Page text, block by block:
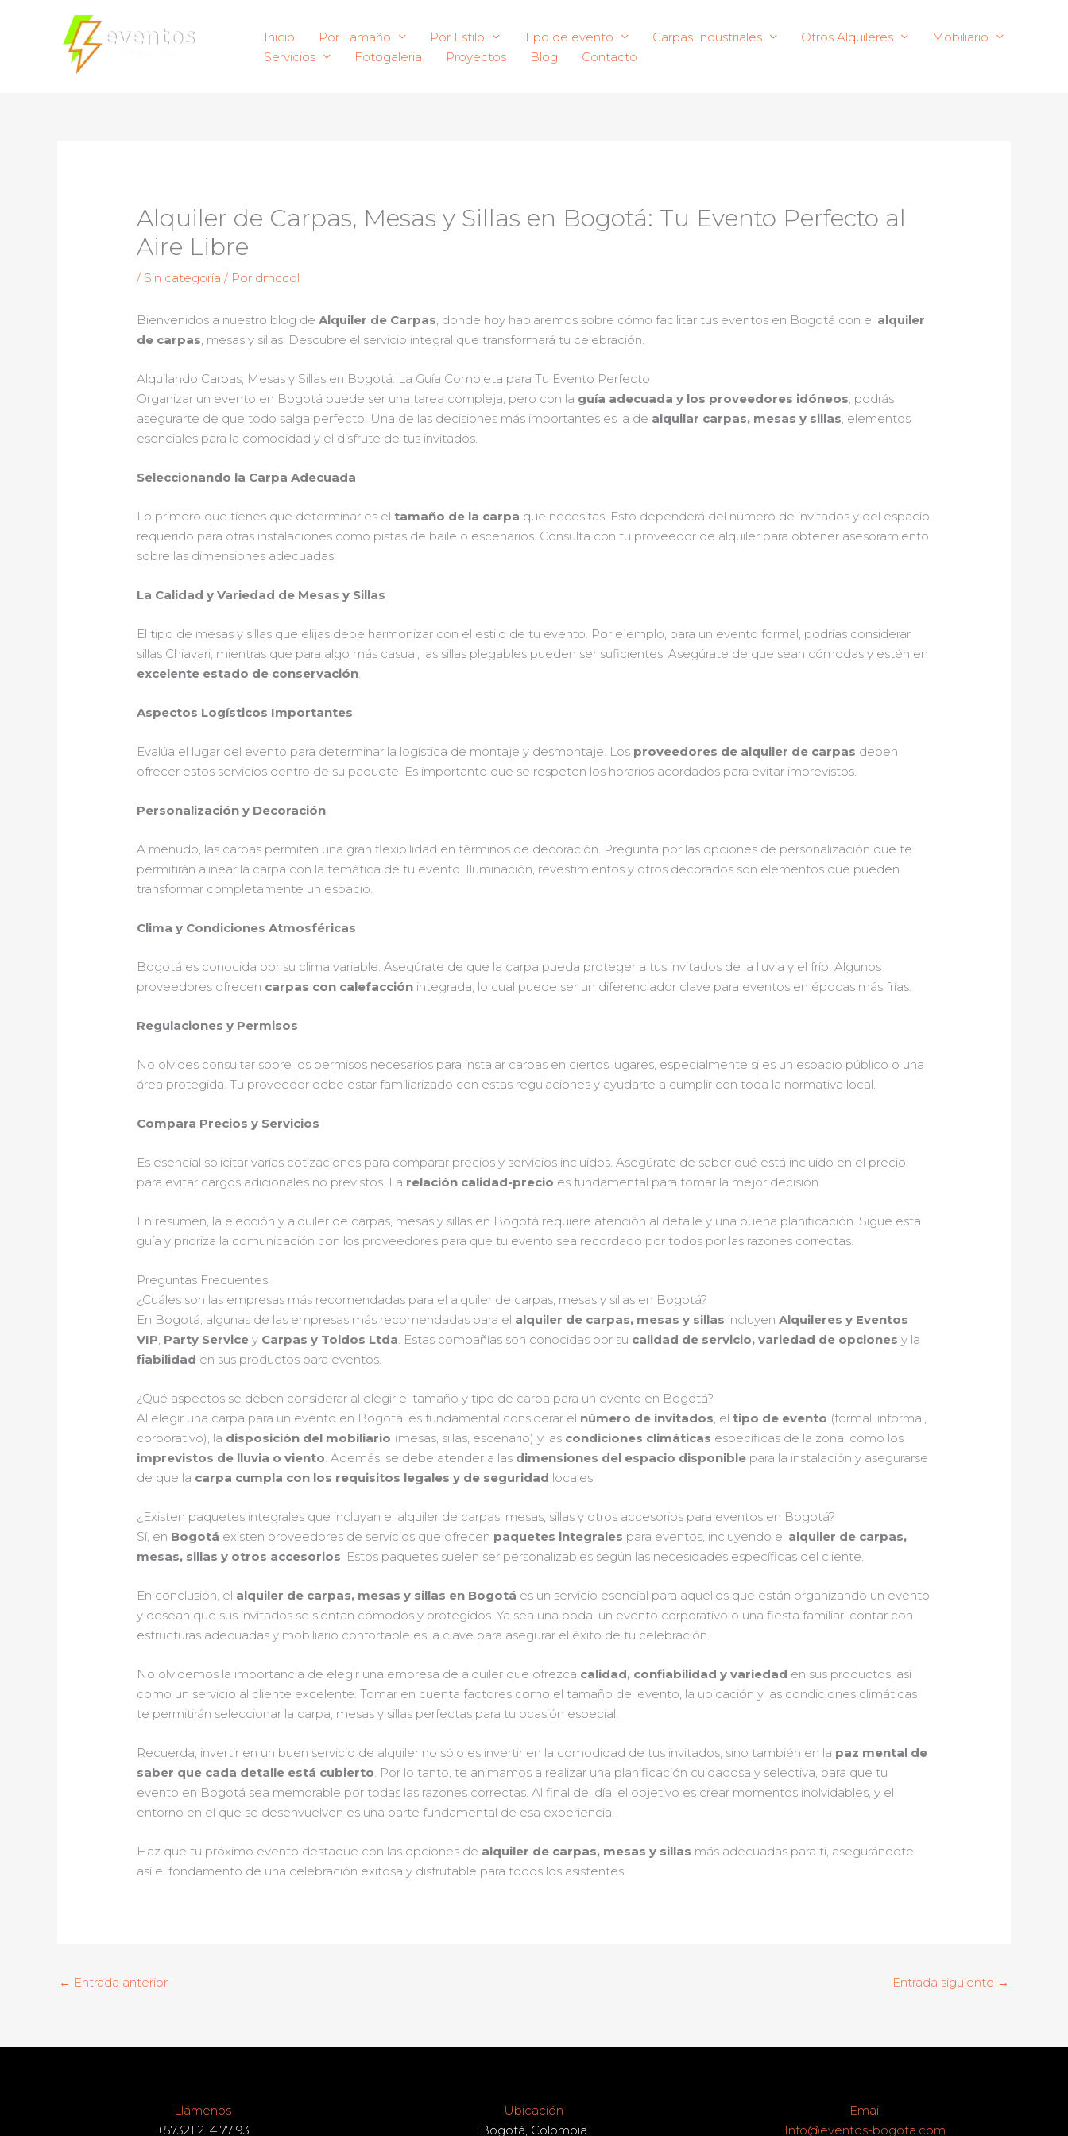
Inicio Por Tamaño Por Estilo Tipo de evento Carpas Industriales Otros Alquileres
Mobiliario
Servicios
Fotogaleria Proyectos Blog Contacto
Alquiler de Carpas, Mesas y Sillas en Bogotá: Tu Evento Perfecto al
Aire Libre
/ Sin categoría / Por dmccol
Bienvenidos a nuestro blog deAlquiler de Carpas, donde hoy hablaremos sobre cómo facilitar tus eventos en Bogotá con el alquiler
de carpas, mesas y sillas. Descubre el servicio integral que transformará tu celebración.
Alquilando Carpas, Mesas y Sillas en Bogotá: La Guía Completa para Tu Evento Perfecto
Organizar un evento en Bogotá puede ser una tarea compleja, pero con la guía adecuada y los proveedores idóneos, podrás
asegurarte de que todo salga perfecto. Una de las decisiones más importantes es la de alquilar carpas, mesas y sillas, elementos
esenciales para la comodidad y el disfrute de tus invitados.
Seleccionando la Carpa Adecuada
Lo primero que tienes que determinar es eltamaño de la carpa que necesitas. Esto dependerá del número de invitados y del espacio
requerido para otras instalaciones como pistas de baile o escenarios. Consulta con tu proveedor de alquiler para obtener asesoramiento
sobre las dimensiones adecuadas.
La Calidad y Variedad de Mesas y Sillas
El tipo de mesas y sillas que elijas debe harmonizar con el estilo de tu evento. Por ejemplo, para un evento formal, podrías considerar
sillas Chiavari, mientras que para algo más casual, las sillas plegables pueden ser suficientes. Asegúrate de que sean cómodas y estén en
excelente estado de conservación.
Aspectos Logísticos Importantes
Evalúa el lugar del evento para determinar la logística de montaje y desmontaje. Los proveedores de alquiler de carpas deben
ofrecer estos servicios dentro de su paquete. Es importante que se respeten los horarios acordados para evitar imprevistos.
Personalización y Decoración
A menudo, las carpas permiten una gran flexibilidad en términos de decoración. Pregunta por las opciones de personalización que te
permitirán alinear la carpa con la temática de tu evento. Iluminación, revestimientos y otros decorados son elementos que pueden
transformar completamente un espacio.
Clima y Condiciones Atmosféricas
Bogotá es conocida por su clima variable. Asegúrate de que la carpa pueda proteger a tus invitados de la lluvia y el frío. Algunos
proveedores ofrecen carpas con calefacción integrada, lo cual puede ser un diferenciador clave para eventos en épocas más frías.
Regulaciones y Permisos
No olvides consultar sobre los permisos necesarios para instalar carpas en ciertos lugares, especialmente si es un espacio público o una
área protegida. Tu proveedor debe estar familiarizado con estas regulaciones y ayudarte a cumplir con toda la normativa local.
Compara Precios y Servicios
Es esencial solicitar varias cotizaciones para comparar precios y servicios incluidos. Asegúrate de saber qué está incluido en el precio
para evitar cargos adicionales no previstos. La relación calidad-precio es fundamental para tomar la mejor decisión.
En resumen, la elección y alquiler de carpas, mesas y sillas en Bogotá requiere atención al detalle y una buena planificación. Sigue esta
guía y prioriza la comunicación con los proveedores para que tu evento sea recordado por todos por las razones correctas.
Preguntas Frecuentes
¿Cuáles son las empresas más recomendadas para el alquiler de carpas, mesas y sillas en Bogotá?
En Bogotá, algunas de las empresas más recomendadas para el alquiler de carpas, mesas y sillas incluyenAlquileres y Eventos
VIP, Party Service y Carpas y Toldos Ltda. Estas compañías son conocidas por su calidad de servicio, variedad de opciones y la
fiabilidad en sus productos para eventos.
¿Qué aspectos se deben considerar al elegir el tamaño y tipo de carpa para un evento en Bogotá?
Al elegir una carpa para un evento en Bogotá, es fundamental considerar el número de invitados, eltipo de evento (formal, informal,
corporativo), la disposición del mobiliario (mesas, sillas, escenario) y las condiciones climáticas específicas de la zona, como los
imprevistos de lluvia o viento. Además, se debe atender a las dimensiones del espacio disponible para la instalación y asegurarse
de que la carpa cumpla con los requisitos legales y de seguridad locales.
¿Existen paquetes integrales que incluyan el alquiler de carpas, mesas, sillas y otros accesorios para eventos en Bogotá?
Sí, en Bogotá existen proveedores de servicios que ofrecen paquetes integrales para eventos, incluyendo el alquiler de carpas,
mesas, sillas y otros accesorios. Estos paquetes suelen ser personalizables según las necesidades específicas del cliente.
En conclusión, el alquiler de carpas, mesas y sillas en Bogotá es un servicio esencial para aquellos que están organizando un evento
y desean que sus invitados se sientan cómodos y protegidos. Ya sea una boda, un evento corporativo o una fiesta familiar, contar con
estructuras adecuadas y mobiliario confortable es la clave para asegurar el éxito de tu celebración.
No olvidemos la importancia de elegir una empresa de alquiler que ofrezca calidad, confiabilidad y variedad en sus productos, así
como un servicio al cliente excelente. Tomar en cuenta factores como el tamaño del evento, la ubicación y las condiciones climáticas
te permitirán seleccionar la carpa, mesas y sillas perfectas para tu ocasión especial.
Recuerda, invertir en un buen servicio de alquiler no sólo es invertir en la comodidad de tus invitados, sino también en la paz mental de
saber que cada detalle está cubierto. Por lo tanto, te animamos a realizar una planificación cuidadosa y selectiva, para que tu
evento en Bogotá sea memorable por todas las razones correctas. Al final del día, el objetivo es crear momentos inolvidables, y el
entorno en el que se desenvuelven es una parte fundamental de esa experiencia.
Haz que tu próximo evento destaque con las opciones de alquiler de carpas, mesas y sillas más adecuadas para ti, asegurándote
así el fondamento de una celebración exitosa y disfrutable para todos los asistentes.
← Entrada anterior Entrada siguiente →
Llámenos
+57321 214 77 93
Ubicación
Bogotá, Colombia
Email
Info@eventos-bogota.com